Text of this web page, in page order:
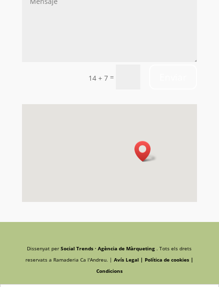
14 + 7 =
Dissenyat perSocial Trends · Agència de Màrqueting. Tots els drets
reservats a Ramaderia Ca l'Andreu. | Avís Legal | Política de cookies |
Condicions